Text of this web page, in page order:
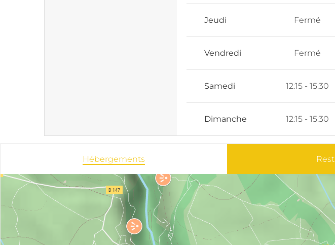
Jeudi Fermé
Vendredi Fermé
Samedi 12:15 - 15:30
Dimanche 12:15 - 15:30
Hébergements